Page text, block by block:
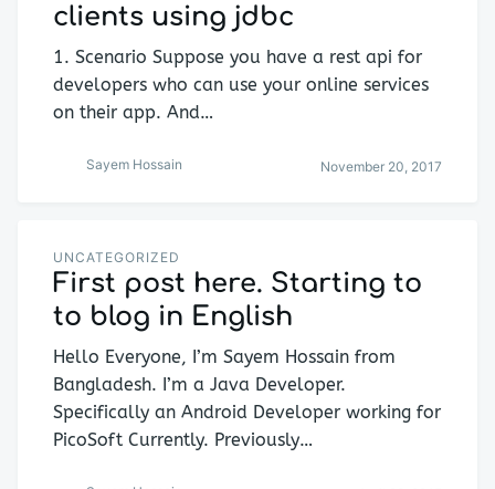
clients using jdbc
1. Scenario Suppose you have a rest api for
developers who can use your online services
on their app. And…
Sayem Hossain November 20, 2017
UNCATEGORIZED
First post here. Starting to
to blog in English
Hello Everyone, I’m Sayem Hossain from
Bangladesh. I’m a Java Developer.
Specifically an Android Developer working for
PicoSoft Currently. Previously…